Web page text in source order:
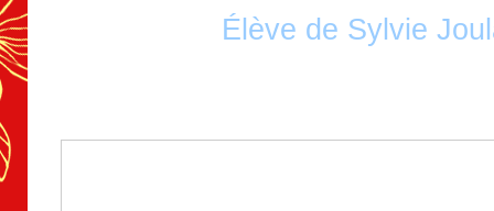
Élève de Sylvie